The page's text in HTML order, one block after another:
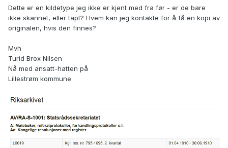
Dette er en kildetype jeg ikke er kjent med fra før - er de bare
ikke skannet, eller tapt? Hvem kan jeg kontakte for å få en kopi av
originalen, hvis den finnes?
Mvh
Turid Brox Nilsen
Nå med ansatt-hatten på
Lillestrøm kommune